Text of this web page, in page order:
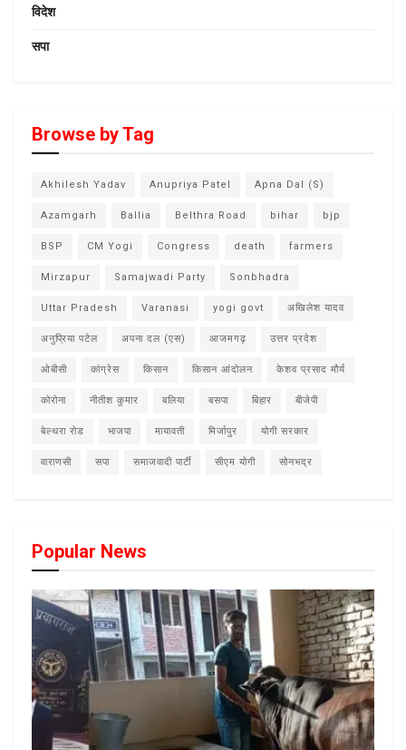
विदेश
सपा
Browse by Tag
Akhilesh Yadav Anupriya Patel Apna Dal (S)
Azamgarh Ballia Belthra Road bihar bjp
BSP CM Yogi Congress death farmers
Mirzapur Samajwadi Party Sonbhadra
Uttar Pradesh Varanasi yogi govt अखिलेश यादव
अनुप्रिया पटेल अपना दल (एस) आजमगढ़ उत्तर प्रदेश
ओबीसी कांग्रेस किसान किसान आंदोलन केशव प्रसाद मौर्य
कोरोना नीतीश कुमार बलिया बसपा बिहार बीजेपी
बेल्थरा रोड भाजपा मायावती मिर्जापुर योगी सरकार
वाराणसी सपा समाजवादी पार्टी सीएम योगी सोनभद्र
Popular News